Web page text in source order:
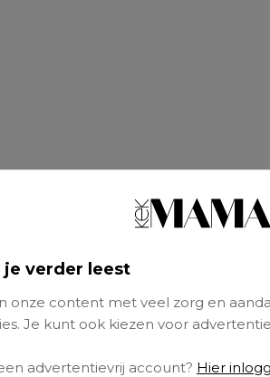
je verder leest
onze content met veel zorg en
Je kunt ook kiezen voor
advertentievrij account? Hier